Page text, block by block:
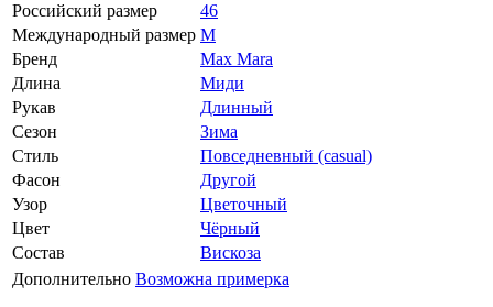
Российский размер
46
Международный размер M
Бренд
Max Mara
Длина
Миди
Рукав
Длинный
Сезон
Зима
Стиль
Повседневный (casual)
Фасон
Другой
Узор
Цветочный
Цвет
Чёрный
Состав
Вискоза
Дополнительно Возможна примерка